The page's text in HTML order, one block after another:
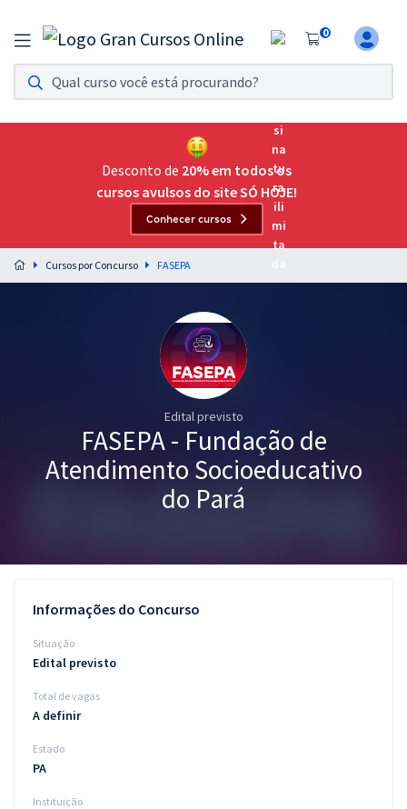
0
Assinatura Ilimitada 11
Acesso a todos os cursos. Teste grátis por 7 dias!
Assinatura OAB Até Passar
Acesso ilimitado a toda preparação para o Exame da
Preparação completa e intensiva para as principais
residências em saúde do Brasil
Graduação
Blog
Aprovados
Atendimento
Desconto de 20% em todos os
cursos avulsos do site SÓ HOJE!
Conhecer cursos
Cursos por Concurso FASEPA
Edital previsto
FASEPA - Fundação de
Atendimento Socioeducativo
do Pará
Informações do Concurso
Situação
Edital previsto
Total de vagas
A definir
Estado
PA
Instituição